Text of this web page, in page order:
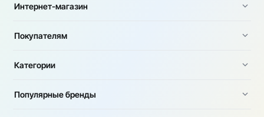
Интернет-магазин
Покупателям
Категории
Популярные бренды